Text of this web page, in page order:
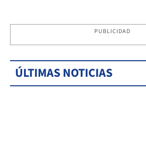
PUBLICIDAD
ÚLTIMAS NOTICIAS